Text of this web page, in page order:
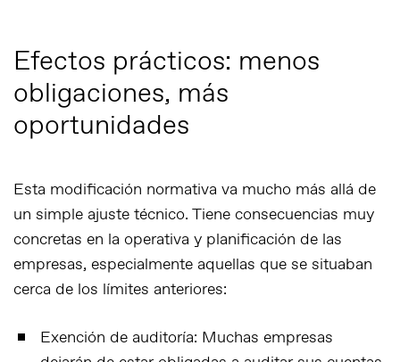
Efectos prácticos: menos
obligaciones, más
oportunidades
Esta modificación normativa va mucho más allá de
un simple ajuste técnico. Tiene consecuencias muy
concretas en la operativa y planificación de las
empresas, especialmente aquellas que se situaban
cerca de los límites anteriores:
Exención de auditoría: Muchas empresas